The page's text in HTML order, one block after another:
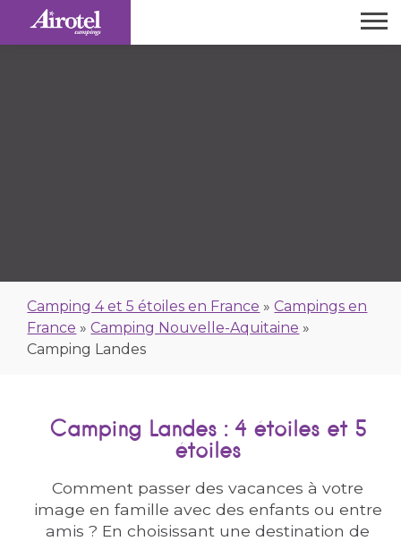
Camping 4 et 5 étoiles en France »Campings en
France »Camping Nouvelle-Aquitaine »
Camping Landes
Camping Landes : 4 étoiles et 5
étoiles
Comment passer des vacances à votre
image en famille avec des enfants ou entre
amis ? En choisissant une destination de